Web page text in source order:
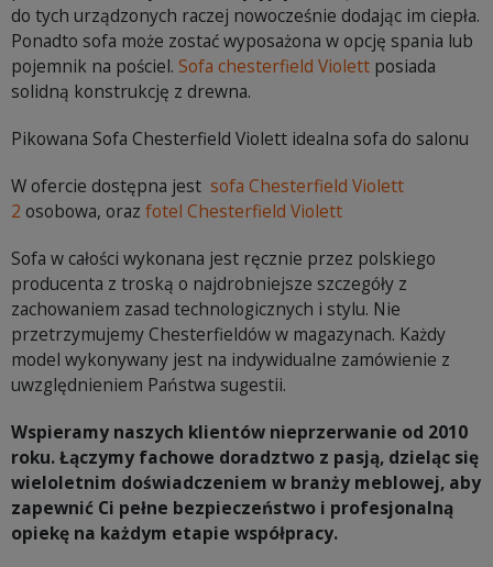
do tych urządzonych raczej nowocześnie dodając im ciepła.
Ponadto sofa może zostać wyposażona w opcję spania lub
pojemnik na pościel. Sofa chesterfield Violett posiada
solidną konstrukcję z drewna.
Pikowana Sofa Chesterfield Violett idealna sofa do salonu
W ofercie dostępna jest sofa Chesterfield Violett
2 osobowa, oraz fotel Chesterfield Violett
Sofa w całości wykonana jest ręcznie przez polskiego
producenta z troską o najdrobniejsze szczegóły z
zachowaniem zasad technologicznych i stylu. Nie
przetrzymujemy Chesterfieldów w magazynach. Każdy
model wykonywany jest na indywidualne zamówienie z
uwzględnieniem Państwa sugestii.
Wspieramy naszych klientów nieprzerwanie od 2010
roku. Łączymy fachowe doradztwo z pasją, dzieląc się
wieloletnim doświadczeniem w branży meblowej, aby
zapewnić Ci pełne bezpieczeństwo i profesjonalną
opiekę na każdym etapie współpracy.